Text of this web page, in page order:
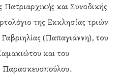
Πατριαρχικής και Συνοδικής
της Εκκλησίας τριών
(Παπαγιάννη), του
και του
Παρασκευοπούλου.